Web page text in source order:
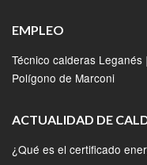
EMPLEO
Técnico calderas Leganés |
Polígono de Marconi
ACTUALIDAD DE
¿Qué es el certificado